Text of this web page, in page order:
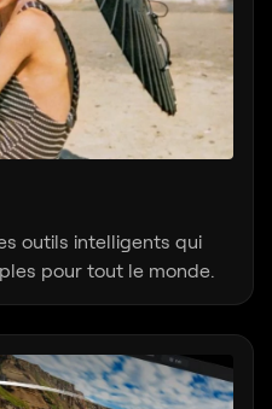
outils intelligents qui
pour tout le monde.